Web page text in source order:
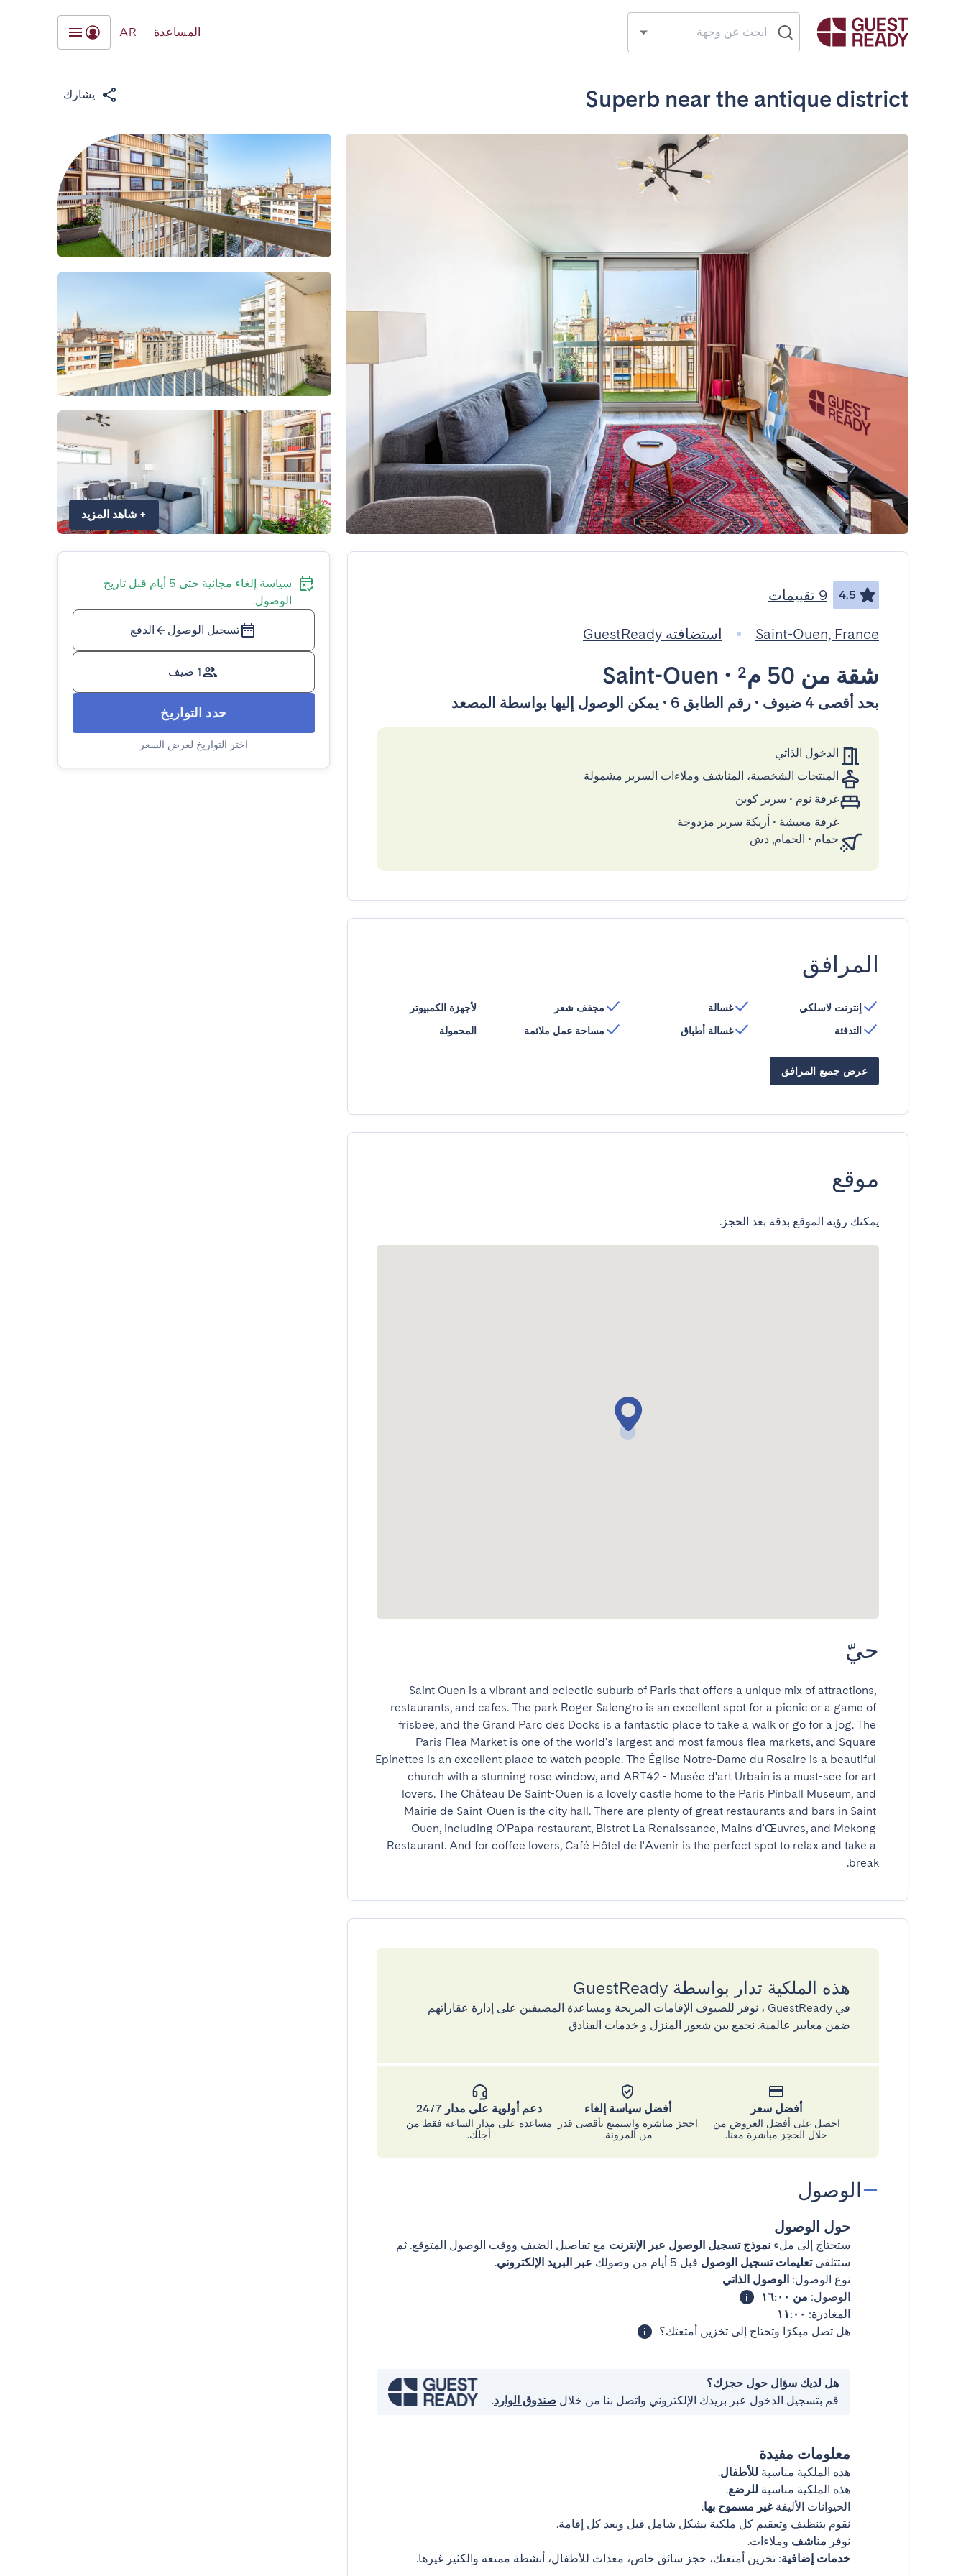
المساعدة AR
Superb near the antique district يشارك
+ شاهد المزيد
4.5 9 تقييمات
Saint-Ouen, France استضافته GuestReady
شقة من 50 م² •
Saint-Ouen
بحد أقصى 4 ضيوف • رقم الطابق 6 • يمكن الوصول إليها بواسطة المصعد
الدخول الذاتي
المنتجات الشخصية، المناشف وملاءات السرير مشمولة
غرفة نوم • سرير كوين
غرفة معيشة • أريكة سرير مزدوجة
حمام • الحمام, دش
المرافق
إنترنت لاسلكي
التدفئة
غسالة
غسالة أطباق
مجفف شعر
مساحة عمل ملائمة
لأجهزة الكمبيوتر
المحمولة
عرض جميع المرافق
موقع
يمكنك رؤية الموقع بدقة بعد الحجز.
حيّ
Saint Ouen is a vibrant and eclectic suburb of Paris that offers a unique mix of attractions,
restaurants, and cafes. The park Roger Salengro is an excellent spot for a picnic or a game of
frisbee, and the Grand Parc des Docks is a fantastic place to take a walk or go for a jog. The
Paris Flea Market is one of the world's largest and most famous flea markets, and Square
Epinettes is an excellent place to watch people. The Église Notre-Dame du Rosaire is a beautiful
church with a stunning rose window, and ART42 - Musée d'art Urbain is a must-see for art
lovers. The Château De Saint-Ouen is a lovely castle home to the Paris Pinball Museum, and
Mairie de Saint-Ouen is the city hall. There are plenty of great restaurants and bars in Saint
Ouen, including O'Papa restaurant, Bistrot La Renaissance, Mains d'Œuvres, and Mekong
Restaurant. And for coffee lovers, Café Hôtel de l'Avenir is the perfect spot to relax and take a
break.
هذه الملكية تدار بواسطة GuestReady
في GuestReady ، نوفر للضيوف الإقامات المريحة ومساعدة المضيفين على إدارة عقاراتهم
ضمن معايير عالمية. نجمع بين شعور المنزل و خدمات الفنادق
أفضل سعر
احصل على أفضل العروض من
خلال الحجز مباشرة معنا.
أفضل سياسة إلغاء
احجز مباشرة واستمتع بأقصى قدر
من المرونة.
دعم أولوية على مدار 24/7
مساعدة على مدار الساعة فقط من
أجلك.
الوصول
حول الوصول
ستحتاج إلى ملء نموذج تسجيل الوصول عبر الإنترنت مع تفاصيل الضيف ووقت الوصول المتوقع. ثم
ستتلقىتعليمات تسجيل الوصول قبل 5 أيام من وصولك عبر البريد الإلكتروني.
نوع الوصول: الوصول الذاتي
الوصول: من ١٦:٠٠
المغادرة: ١١:٠٠
هل تصل مبكرًا وتحتاج إلى تخزين أمتعتك؟
هل لديك سؤال حول حجزك؟
قم بتسجيل الدخول عبر بريدك الإلكتروني واتصل بنا من خلال صندوق الوارد.
معلومات مفيدة
هذه الملكية مناسبة للأطفال.
هذه الملكية مناسبة للرضع.
الحيوانات الأليفةغير مسموح بها.
نقوم بتنظيف وتعقيم كل ملكية بشكل شامل قبل وبعد كل إقامة.
نوفر مناشف وملاءات.
خدمات إضافية: تخزين أمتعتك، حجز سائق خاص، معدات للأطفال، أنشطة ممتعة والكثير غيرها.
سياسة إلغاء مجانية حتى 5 أيام قبل تاريخ
الوصول.
تسجيل الوصول الدفع
1 ضيف
حدد التواريخ
اختر التواريخ لعرض السعر